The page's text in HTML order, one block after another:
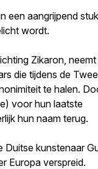
een aangrijpend stuk
wordt.
Zikaron,
die tijdens de
te halen.
voor hun laatste
hun naam terug.
Duitse kunstenaar
Europa verspreid.